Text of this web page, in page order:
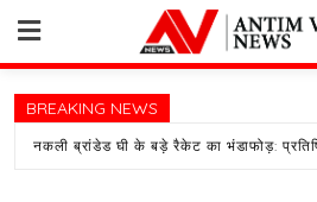
content
BREAKING NEWS